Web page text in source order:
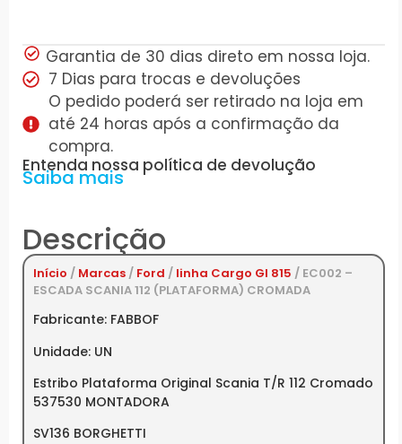
Garantia de 30 dias direto em nossa loja.
7 Dias para trocas e devoluções
O pedido poderá ser retirado na loja em
até 24 horas após a confirmação da
compra.
Entenda nossa política de devolução
Saiba mais
Descrição
Início / Marcas / Ford / linha Cargo GI 815 / EC002 –
ESCADA SCANIA 112 (PLATAFORMA) CROMADA
Fabricante: FABBOF
Unidade: UN
Estribo Plataforma Original Scania T/R 112 Cromado
537530 MONTADORA
SV136 BORGHETTI